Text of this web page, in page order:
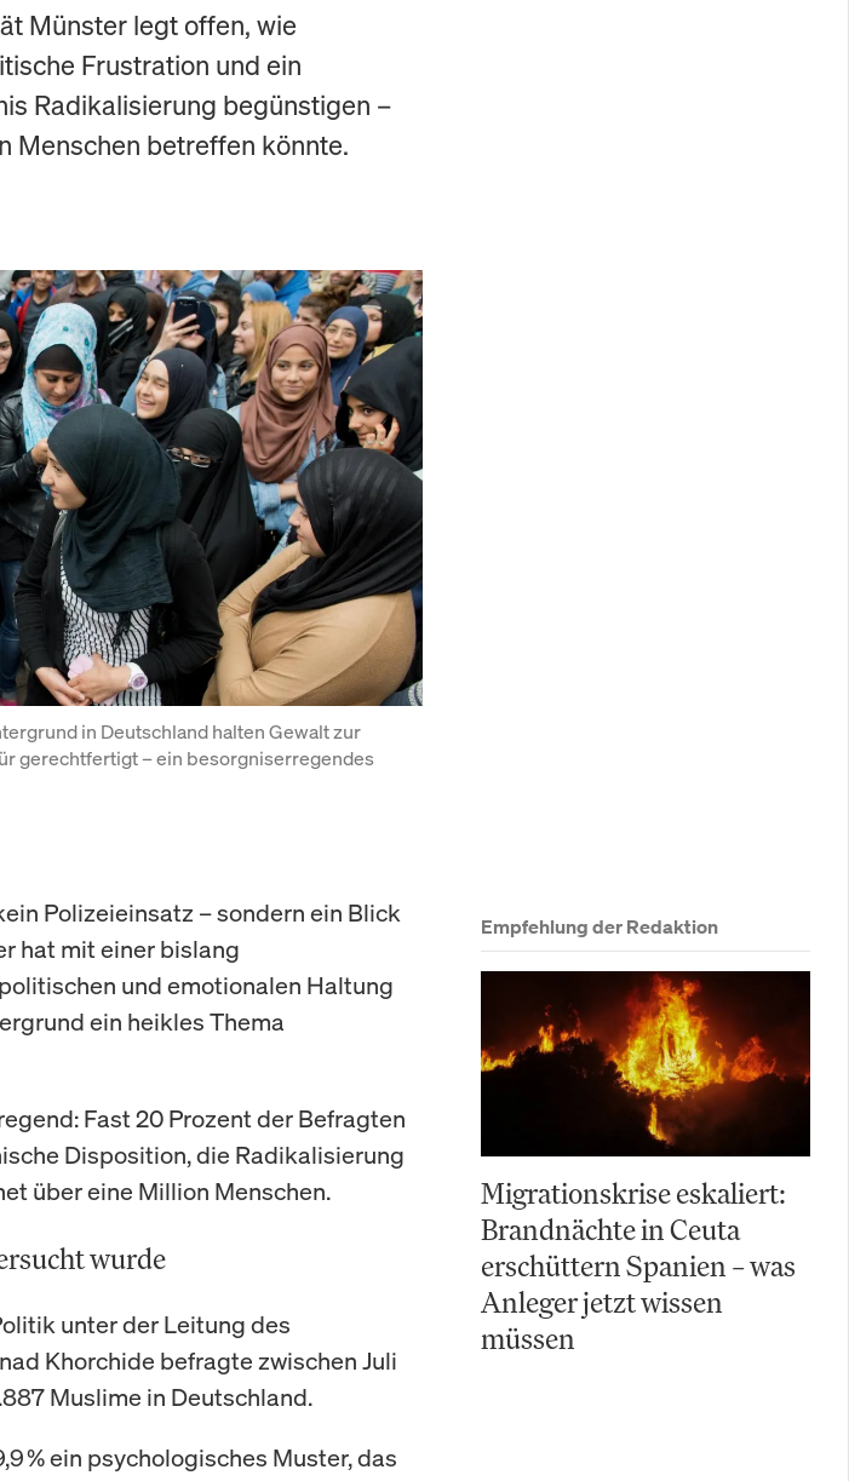
Münster legt offen, wie
Frustration und ein
Radikalisierung begünstigen –
Menschen betreffen könnte.
in Deutschland halten Gewalt zur
gerechtfertigt – ein besorgniserregendes
Polizeieinsatz – sondern ein Blick
hat mit einer bislang
und emotionalen Haltung
ein heikles Thema
Fast 20 Prozent der Befragten
Disposition, die Radikalisierung
über eine Million Menschen.
wurde
unter der Leitung des
Khorchide befragte zwischen Juli
Muslime in Deutschland.
% ein psychologisches Muster, das
Empfehlung der Redaktion
Migrationskrise eskaliert:
Brandnächte in Ceuta
erschüttern Spanien – was
Anleger jetzt wissen
müssen